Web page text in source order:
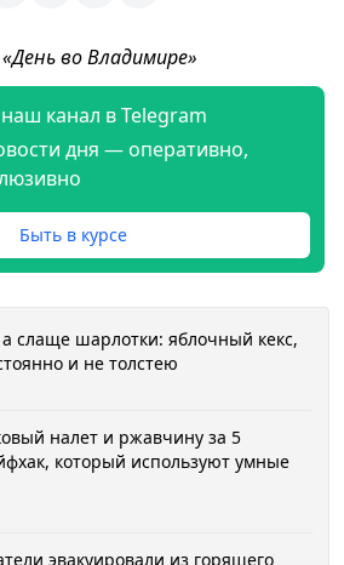
во Владимире»
канал в Telegram
дня — оперативно,
Быть в курсе
слаще шарлотки: яблочный кекс,
и не толстею
налет и ржавчину за 5
который используют умные
эвакуировали из горящего